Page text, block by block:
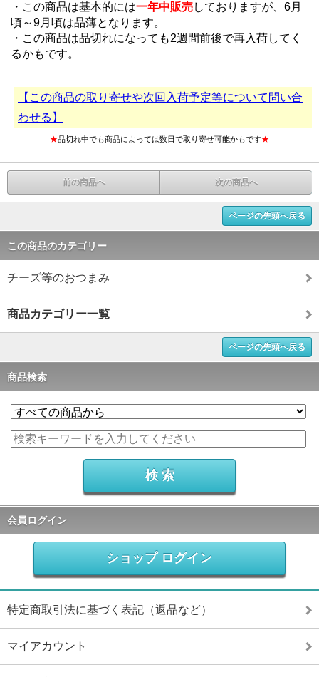
・この商品は基本的には一年中販売しておりますが、6月
頃～9月頃は品薄となります。
・この商品は品切れになっても2週間前後で再入荷してく
るかもです。
【この商品の取り寄せや次回入荷予定等について問い合
わせる】
★品切れ中でも商品によっては数日で取り寄せ可能かもです★
前の商品へ 次の商品へ
ページの先頭へ戻る
この商品のカテゴリー
チーズ等のおつまみ
商品カテゴリー一覧
ページの先頭へ戻る
商品検索
会員ログイン
ショップ ログイン
特定商取引法に基づく表記（返品など）
マイアカウント